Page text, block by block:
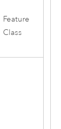
Feature
Class